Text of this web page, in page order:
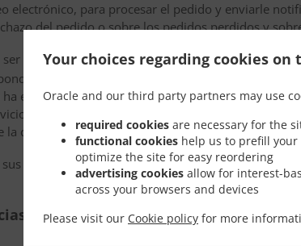
Your choices regarding cookies on
Oracle and our third party partners may use
required cookies are necessary for the
functional cookies help us to prefill
optimize the site for easy reordering
advertising cookies allow for interest-
across your browsers and devices
Please visit our Cookie policy for more
electrónico, para procesar el pedido y enviarle
del pedido o sobre los pedidos perdidos y
ser posible, sus datos, a saber: nombre, apellidos,
proporcionados junto con los detalles de su
elegido el proceso de pago en línea) serán
y de regreso a usted por SMS, para procesar
la confirmación o rechazo del pedido o sobre los
datos personales serán enviados para su
de datos personales a terceros